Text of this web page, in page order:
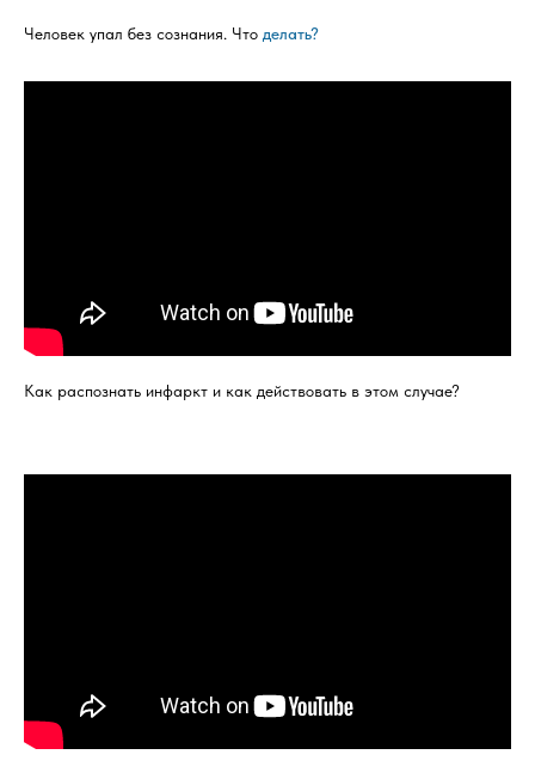
Человек упал без сознания. Что делать?
Как распознать инфаркт и как действовать в этом случае?